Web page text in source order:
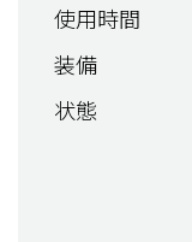
使用時間
装備
状態